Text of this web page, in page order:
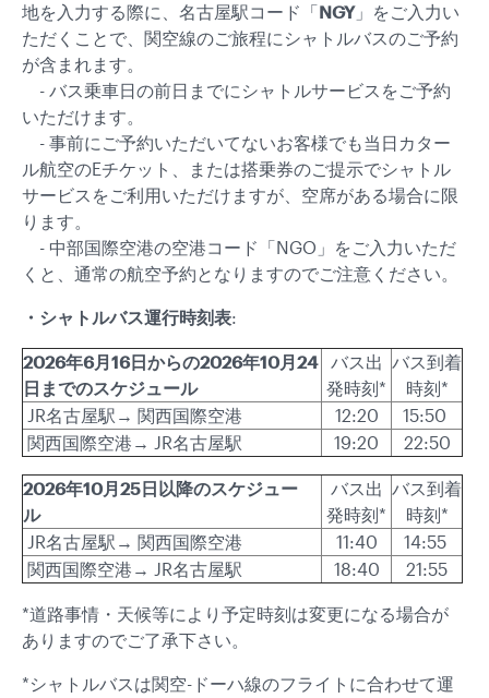
地を入力する際に、名古屋駅コード「NGY」をご入力い
ただくことで、関空線のご旅程にシャトルバスのご予約
が含まれます。
- バス乗車日の前日までにシャトルサービスをご予約
いただけます。
- 事前にご予約いただいてないお客様でも当日カター
ル航空のEチケット、または搭乗券のご提示でシャトル
サービスをご利用いただけますが、空席がある場合に限
ります。
- 中部国際空港の空港コード「NGO」をご入力いただ
くと、通常の航空予約となりますのでご注意ください。
・ シャトルバス運行時刻表:
2026年6月16日からの2026年10月24
日までのスケジュール
バス出
発時刻*
バス到着
時刻*
JR名古屋駅→ 関西国際空港
12:20
15:50
関西国際空港→ JR名古屋駅
19:20 22:50
2026年10月25日以降のスケジュー
ル
バス出
発時刻*
バス到着
時刻*
JR名古屋駅→ 関西国際空港
11:40
14:55
関西国際空港→ JR名古屋駅
18:40 21:55
*道路事情・天候等により予定時刻は変更になる場合が
ありますのでご了承下さい。
*シャトルバスは関空-ドーハ線のフライトに合わせて運